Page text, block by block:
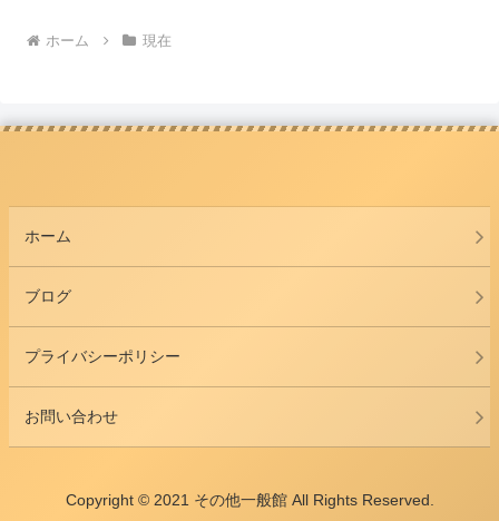
ホーム 現在
ホーム
ブログ
プライバシーポリシー
お問い合わせ
Copyright © 2021 その他一般館 All Rights Reserved.